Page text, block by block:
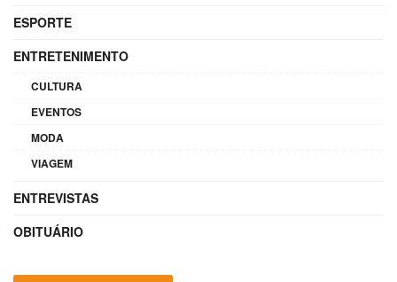
ESPORTE
ENTRETENIMENTO
CULTURA
EVENTOS
MODA
VIAGEM
ENTREVISTAS
OBITUÁRIO